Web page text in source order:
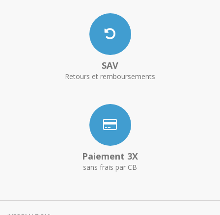
SAV
Retours et remboursements
Paiement 3X
sans frais par CB